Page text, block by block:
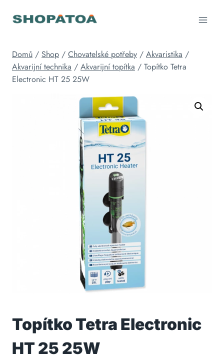
Domů / Shop / Chovatelské potřeby / Akvaristika /
Akvarijní technika / Akvarijní topítka / Topítko Tetra
Electronic HT 25 25W
Topítko Tetra Electronic
HT 25 25W